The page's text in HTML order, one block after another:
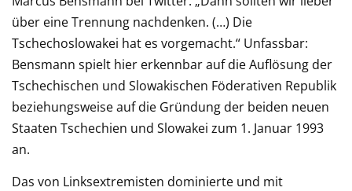
über eine Trennung nachdenken. (…) Die
Tschechoslowakei hat es vorgemacht.“ Unfassbar:
Bensmann spielt hier erkennbar auf die Auflösung der
Tschechischen und Slowakischen Föderativen Republik
beziehungsweise auf die Gründung der beiden neuen
Staaten Tschechien und Slowakei zum 1. Januar 1993
an.
Das von Linksextremisten dominierte und mit